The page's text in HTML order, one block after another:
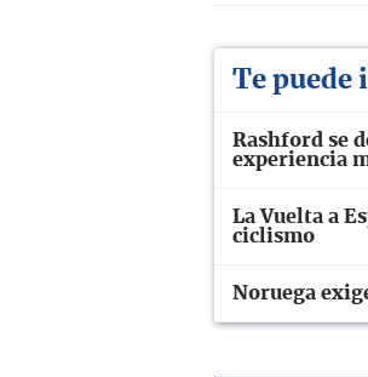
Te puede
Rashford se
experiencia
La Vuelta a
ciclismo
Noruega